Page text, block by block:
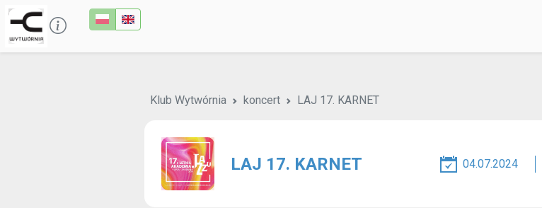
Klub Wytwórnia koncert LAJ 17. KARNET
LAJ 17. KARNET 04.07.2024